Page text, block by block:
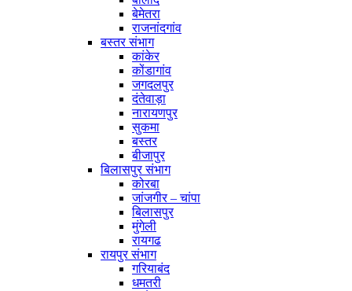
बेमेतरा
राजनांदगांव
बस्तर संभाग
कांकेर
कोंडागांव
जगदलपुर
दंतेवाड़ा
नारायणपुर
सुकमा
बस्तर
बीजापुर
बिलासपुर संभाग
कोरबा
जांजगीर – चांपा
बिलासपुर
मुंगेली
रायगढ
रायपुर संभाग
गरियाबंद
धमतरी